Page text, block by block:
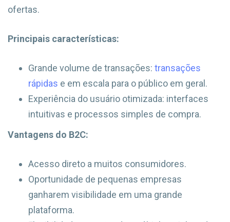
ofertas.
Principais características:
Grande volume de transações: transações
rápidas e em escala para o público em geral.
Experiência do usuário otimizada: interfaces
intuitivas e processos simples de compra.
Vantagens do B2C:
Acesso direto a muitos consumidores.
Oportunidade de pequenas empresas
ganharem visibilidade em uma grande
plataforma.